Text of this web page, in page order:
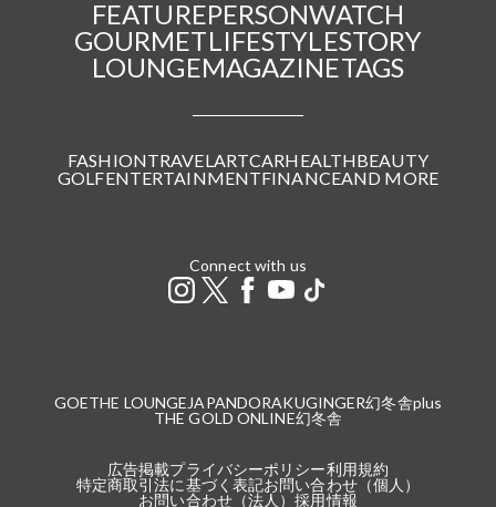
FEATUREPERSONWATCH
GOURMETLIFESTYLESTORY
LOUNGEMAGAZINETAGS
FASHIONTRAVELARTCARHEALTHBEAUTY
GOLFENTERTAINMENTFINANCEAND MORE
Connect with us
GOETHE LOUNGE JAPANDORAKUGINGER幻冬舎plus
THE GOLD ONLINE幻冬舎
広告掲載プライバシーポリシー利用規約
特定商取引法に基づく表記お問い合わせ（個人）
お問い合わせ（法人）採用情報